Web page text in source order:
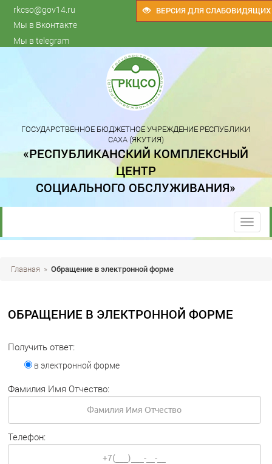
ВЕРСИЯ ДЛЯ СЛАБОВИДЯЩИХ
rkcso@gov14.ru
Мы в Вконтакте
Мы в telegram
ГОСУДАРСТВЕННОЕ БЮДЖЕТНОЕ УЧРЕЖДЕНИЕ РЕСПУБЛИКИ
САХА (ЯКУТИЯ)
«РЕСПУБЛИКАНСКИЙ КОМПЛЕКСНЫЙ
ЦЕНТР
СОЦИАЛЬНОГО ОБСЛУЖИВАНИЯ»
trk
Главная » Обращение в электронной форме
ОБРАЩЕНИЕ В ЭЛЕКТРОННОЙ ФОРМЕ
Получить ответ:
в электронной форме
Фамилия Имя Отчество:
Телефон: